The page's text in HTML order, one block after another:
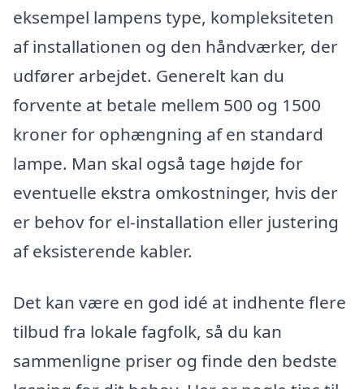
eksempel lampens type, kompleksiteten
af installationen og den håndværker, der
udfører arbejdet. Generelt kan du
forvente at betale mellem 500 og 1500
kroner for ophængning af en standard
lampe. Man skal også tage højde for
eventuelle ekstra omkostninger, hvis der
er behov for el-installation eller justering
af eksisterende kabler.
Det kan være en god idé at indhente flere
tilbud fra lokale fagfolk, så du kan
sammenligne priser og finde den bedste